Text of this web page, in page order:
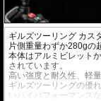
ギルズツーリング カス
片側重量わずか280gの
本体はアルミビレット
されています。
高い強度と耐久性、軽
ギルズツーリングの優
いハイパフォーマンス